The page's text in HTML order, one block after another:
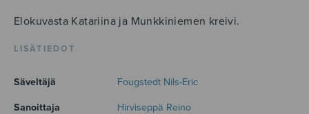
Elokuvasta Katariina ja Munkkiniemen kreivi.
LISÄTIEDOT
Säveltäjä Fougstedt Nils-Eric
Sanoittaja Hirviseppä Reino